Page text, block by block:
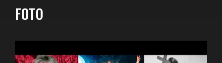
FOTO